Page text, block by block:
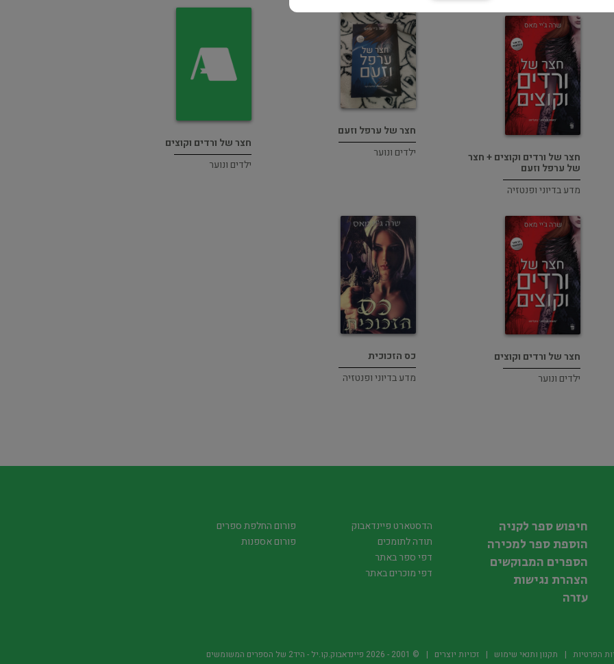
חצר של ורדים וקוצים + חצר
של ערפל וזעם
מדע בדיוני ופנטזיה
חצר של ערפל וזעם
ילדים ונוער
חצר של ורדים וקוצים
ילדים ונוער
חצר של ורדים וקוצים
ילדים ונוער
כס הזכוכית
מדע בדיוני ופנטזיה
חיפוש ספר לקניה
הוספת ספר למכירה
הספרים המבוקשים
הצהרת נגישות
עזרה
הדסטארט פיינדאבוק
תודה לתומכים
דפי ספר באתר
דפי מוכרים באתר
פורום החלפת ספרים
פורום אספנות
הפרטיות תקנון ותנאי שימוש זכויות יוצרים © 2001 -
2026 פיינדאבוק.קו.יל - היד2 של הספרים המשומשים